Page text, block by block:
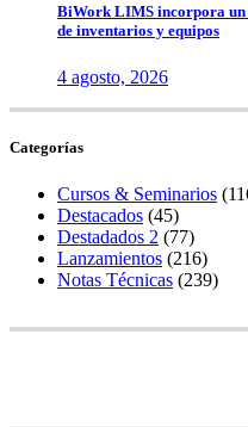
BiWork LIMS incorpora un
de inventarios y equipos
4 agosto, 2026
Categorías
Cursos & Seminarios
Destacados (45)
Destadados 2 (77)
Lanzamientos (216)
Notas Técnicas (239)